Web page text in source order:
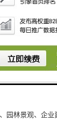
园林景观、企